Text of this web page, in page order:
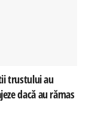
trustului au
dacă au rămas